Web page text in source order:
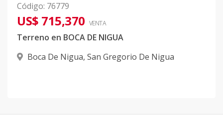
Código: 76779
US$ 715,370 VENTA
Terreno en BOCA DE NIGUA
Boca De Nigua, San Gregorio De Nigua